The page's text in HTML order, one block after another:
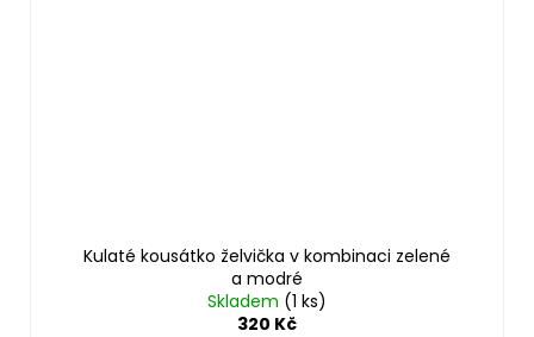
Kulaté kousátko želvička v kombinaci zelené
a modré
Skladem (1 ks)
320 Kč